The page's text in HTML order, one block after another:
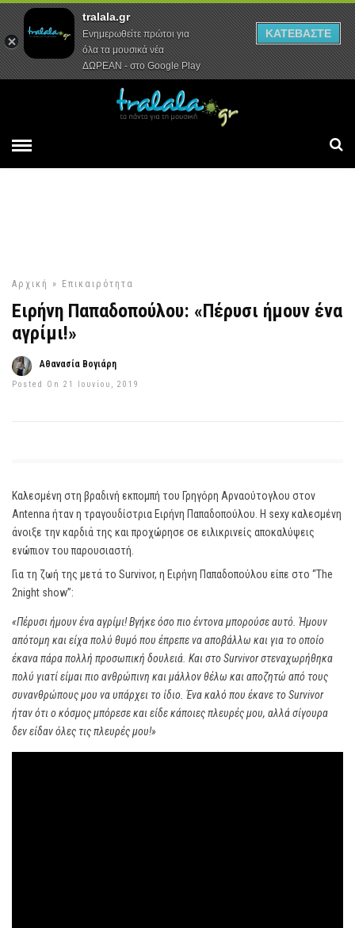
Αρχική Συνεντεύξεις Ρεπορτάζ
Αρχική » Επικαιρότητα
Ειρήνη Παπαδοπούλου: «Πέρυσι ήμουν ένα
αγρίμι!»
Αθανασία Βογιάρη
Posted On 21 Ιουνίου, 2019
Καλεσμένη στη βραδινή εκπομπή του Γρηγόρη Αρναούτογλου στον
Antenna ήταν η τραγουδίστρια Ειρήνη Παπαδοπούλου. Η sexy καλεσμένη
άνοιξε την καρδιά της και προχώρησε σε ειλικρινείς αποκαλύψεις
ενώπιον του παρουσιαστή.
Για τη ζωή της μετά το Survivor, η Ειρήνη Παπαδοπούλου είπε στο “The
2night show”:
«Πέρυσι ήμουν ένα αγρίμι! Βγήκε όσο πιο έντονα μπορούσε αυτό. Ήμουν
απότομη και είχα πολύ θυμό που έπρεπε να αποβάλλω και για το οποίο
έκανα πάρα πολλή προσωπική δουλειά. Και στο Survivor στεναχωρήθηκα
πολύ γιατί είμαι πιο ανθρώπινη και μάλλον θέλω και αποζητώ από τους
συνανθρώπους μου να υπάρχει το ίδιο. Ένα καλό που έκανε το Survivor
ήταν ότι ο κόσμος μπόρεσε και είδε κάποιες πλευρές μου, αλλά σίγουρα
δεν είδαν όλες τις πλευρές μου!»
tralala.gr
Ενημερωθείτε πρώτοι για
όλα τα μουσικά νέα
ΔΩΡΕΑΝ - στο Google Play
ΚΑΤΕΒΑΣΤΕ